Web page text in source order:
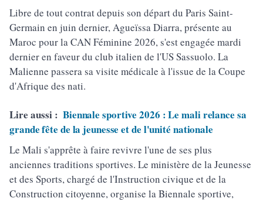
Libre de tout contrat depuis son départ du Paris Saint-
Germain en juin dernier, Agueïssa Diarra, présente au
Maroc pour la CAN Féminine 2026, s'est engagée mardi
dernier en faveur du club italien de l'US Sassuolo. La
Malienne passera sa visite médicale à l'issue de la Coupe
d'Afrique des nati.
Lire aussi : Biennale sportive 2026 : Le mali relance sa
grande fête de la jeunesse et de l'unité nationale
Le Mali s'apprête à faire revivre l'une de ses plus
anciennes traditions sportives. Le ministère de la Jeunesse
et des Sports, chargé de l'Instruction civique et de la
Construction citoyenne, organise la Biennale sportive,